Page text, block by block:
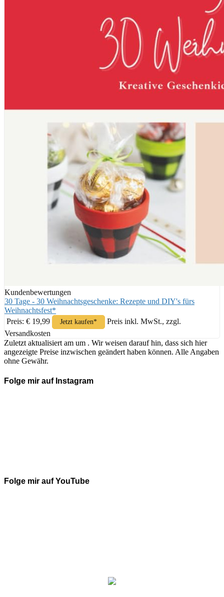
Kundenbewertungen
30 Tage - 30 Weihnachtsgeschenke: Rezepte und DIY's fürs
Weihnachtsfest*
Preis: € 19,99
Jetzt kaufen*
Preis inkl. MwSt., zzgl.
Versandkosten
Zuletzt aktualisiert am um . Wir weisen darauf hin, dass sich hier
angezeigte Preise inzwischen geändert haben können. Alle Angaben
ohne Gewähr.
Folge mir auf Instagram
Folge mir auf YouTube